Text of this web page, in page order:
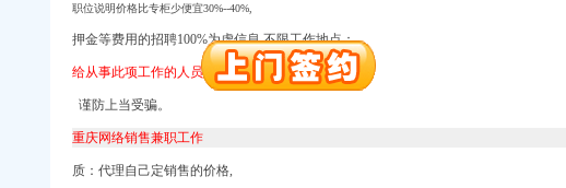
中 （工商注册）
册）
）
口权)
册）
权）
权）
册）
职位说明价格比专柜少便宜30%--40%,
押金等费用的招聘100%为虚信息,不限工作地点：
给从事此项工作的人员提供非常宽松的工作环境！
谨防上当受骗。
重庆网络销售兼职工作
质：代理自己定销售的价格,